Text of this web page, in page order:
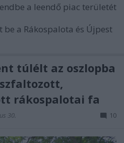
a leendő piac területét
a Rákospalota és Újpest
túlélt az oszlopba
rákospalotai fa
30. 10